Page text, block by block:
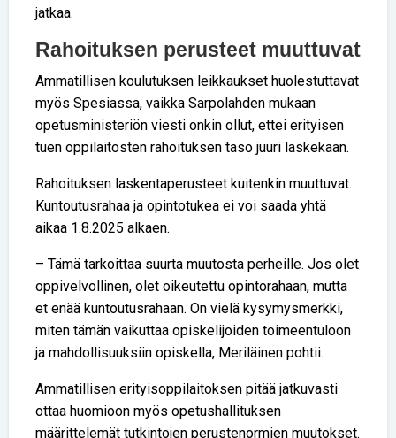
jatkaa.
Rahoituksen perusteet muuttuvat
Ammatillisen koulutuksen leikkaukset huolestuttavat
myös Spesiassa, vaikka Sarpolahden mukaan
opetusministeriön viesti onkin ollut, ettei erityisen
tuen oppilaitosten rahoituksen taso juuri laskekaan.
Rahoituksen laskentaperusteet kuitenkin muuttuvat.
Kuntoutusrahaa ja opintotukea ei voi saada yhtä
aikaa 1.8.2025 alkaen.
– Tämä tarkoittaa suurta muutosta perheille. Jos olet
oppivelvollinen, olet oikeutettu opintorahaan, mutta
et enää kuntoutusrahaan. On vielä kysymysmerkki,
miten tämän vaikuttaa opiskelijoiden toimeentuloon
ja mahdollisuuksiin opiskella, Meriläinen pohtii.
Ammatillisen erityisoppilaitoksen pitää jatkuvasti
ottaa huomioon myös opetushallituksen
määrittelemät tutkintojen perustenormien muutokset.